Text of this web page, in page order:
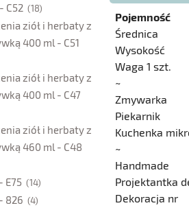
C52 (18)
ziół i herbaty z
400 ml - C51
ziół i herbaty z
400 ml - C47
ziół i herbaty z
460 ml - C48
E75 (14)
826 (4)
Pojemność
Średnica
Wysokość
Waga 1 szt.
~
Zmywarka
Piekarnik
Kuchenka
~
Handmade
Projektantka
Dekoracja nr